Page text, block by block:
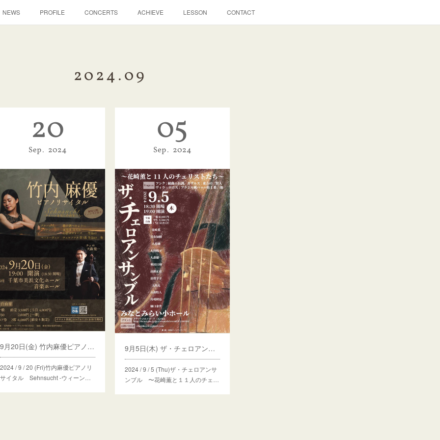
NEWS PROFILE CONCERTS ACHIEVE LESSON CONTACT
2024.09
20
Sep 2024
9月20日(金) 竹内麻優ピアノリサイタル
2024 / 9 / 20 (Fri)竹内麻優ピアノリ
サイタル Sehnsucht -ウィーン…
05
Sep 2024
9月5日(木) ザ・チェロアンサンブル 〜花崎薫と１１人のチェリストたち〜
2024 / 9 / 5 (Thu)ザ・チェロアンサ
ンブル 〜花崎薫と１１人のチェ…